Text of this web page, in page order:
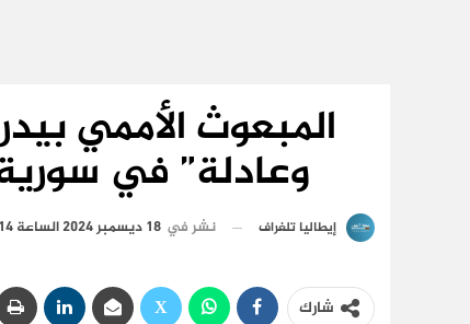
المبعوث الأممي
وعادلة” في سورية
إيطاليا تلغراف نشر في 18 ديسمبر 2024 الساعة 14 و 17 دقيقة
شارك